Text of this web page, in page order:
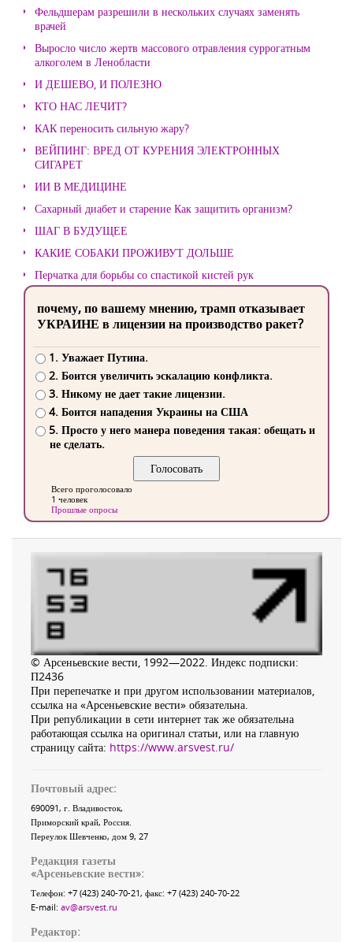
Фельдшерам разрешили в нескольких случаях заменять
врачей
Выросло число жертв массового отравления суррогатным
алкоголем в Ленобласти
И ДЕШЕВО, И ПОЛЕЗНО
КТО НАС ЛЕЧИТ?
КАК переносить сильную жару?
ВЕЙПИНГ: ВРЕД ОТ КУРЕНИЯ ЭЛЕКТРОННЫХ
СИГАРЕТ
ИИ В МЕДИЦИНЕ
Сахарный диабет и старение Как защитить организм?
ШАГ В БУДУЩЕЕ
КАКИЕ СОБАКИ ПРОЖИВУТ ДОЛЬШЕ
Перчатка для борьбы со спастикой кистей рук
почему, по вашему мнению, трамп отказывает
УКРАИНЕ в лицензии на производство ракет?
1. Уважает Путина.
2. Боится увеличить эскалацию конфликта.
3. Никому не дает такие лицензии.
4. Боится нападения Украины на США
5. Просто у него манера поведения такая: обещать и
не сделать.
Всего проголосовало
1 человек
Прошлые опросы
© Арсеньевские вести, 1992—2022. Индекс подписки:
П2436
При перепечатке и при другом использовании материалов,
ссылка на «Арсеньевские вести» обязательна.
При републикации в сети интернет так же обязательна
работающая ссылка на оригинал статьи, или на главную
страницу сайта: https://www.arsvest.ru/
Почтовый адрес:
690091, г. Владивосток,
Приморский край, Россия
Переулок Шевченко, дом 9, 27
Редакция газеты
«Арсеньевские вести»:
Телефон: +7 (423) 240-70-21, факс: +7 (423) 240-70-22
E-mail: av@arsvest.ru
Редактор: